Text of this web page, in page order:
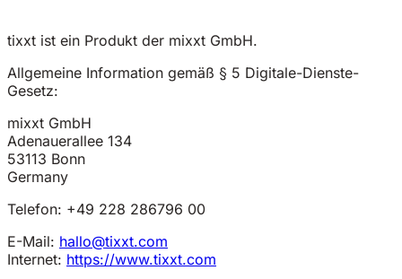
tixxt ist ein Produkt der mixxt GmbH.
Allgemeine Information gemäß § 5 Digitale-Dienste-
Gesetz:
mixxt GmbH
Adenauerallee 134
53113 Bonn
Germany
Telefon: +49 228 286796 00
E-Mail: hallo@tixxt.com
Internet: https://www.tixxt.com